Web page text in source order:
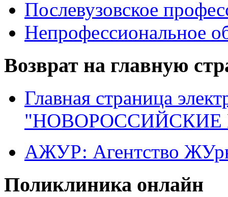
Послевузовское
Непрофессиональное
Возврат на главную
Главная страница
"НОВОРОССИЙСКИЕ
АЖУР: Агентство
Поликлиника онлайн